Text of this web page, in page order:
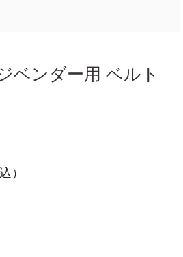
ベンダー用 ベルト
）